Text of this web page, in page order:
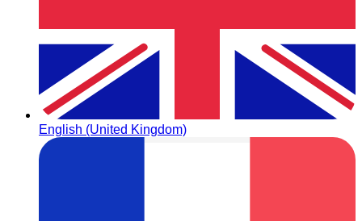
English (United Kingdom)